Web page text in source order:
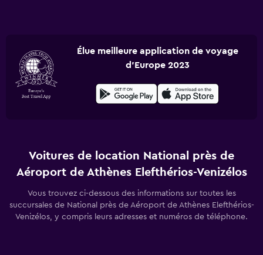
Élue meilleure application de voyage
d'Europe 2023
Voitures de location National près de
Aéroport de Athènes Elefthérios-Venizélos
Vous trouvez ci-dessous des informations sur toutes les
succursales de National près de Aéroport de Athènes Elefthérios-
Venizélos, y compris leurs adresses et numéros de téléphone.